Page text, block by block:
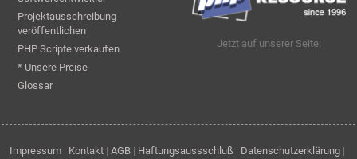
Projektausschreibung
veröffentlichen
PHP Scripte verkaufen
* Unsere Preise
Glossar
Jetzt auf unserer Seite:
Impressum | Kontakt | AGB | Haftungsaussschluß | Datenschutzerklärung |